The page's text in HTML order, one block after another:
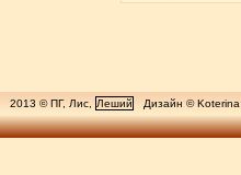
2013 © ПГ, Лис, Леший Дизайн © Koterina